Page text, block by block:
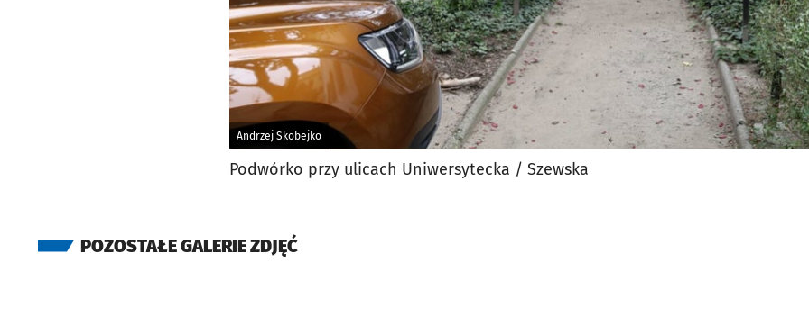
Andrzej Skobejko
Podwórko przy ulicach Uniwersytecka / Szewska
POZOSTAŁE GALERIE ZDJĘĆ